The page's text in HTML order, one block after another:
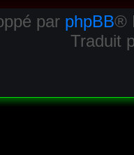
par phpBB®
Traduit